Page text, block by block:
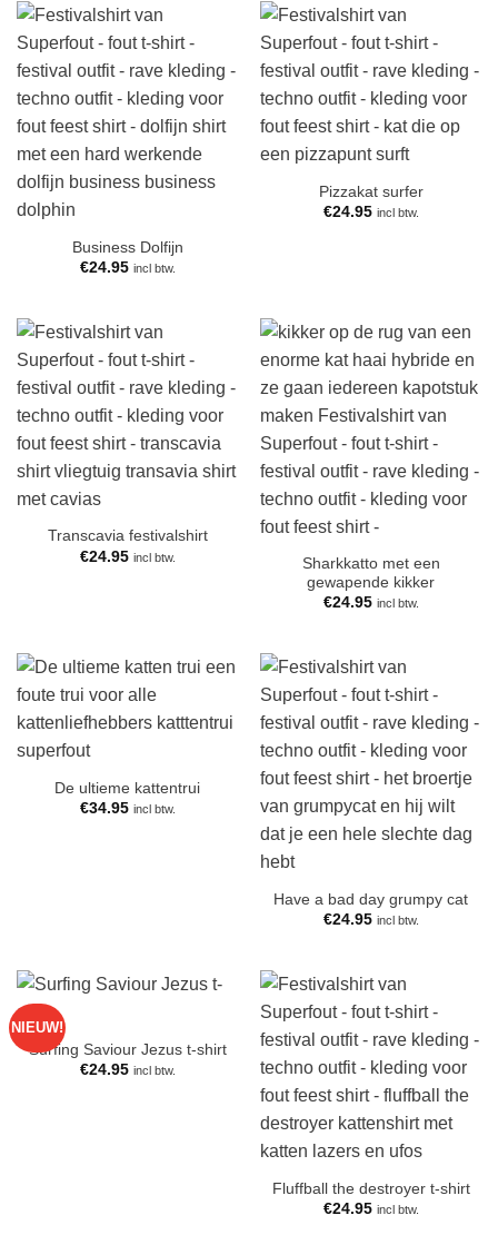
Business Dolfijn
€24.95 incl btw.
Pizzakat surfer
€24.95 incl btw.
Transcavia festivalshirt
€24.95 incl btw.
Sharkkatto met een
gewapende kikker
€24.95 incl btw.
De ultieme kattentrui
€34.95 incl btw.
Have a bad day grumpy cat
€24.95 incl btw.
NIEUW!
Surfing Saviour Jezus t-shirt
€24.95 incl btw.
Fluffball the destroyer t-shirt
€24.95 incl btw.